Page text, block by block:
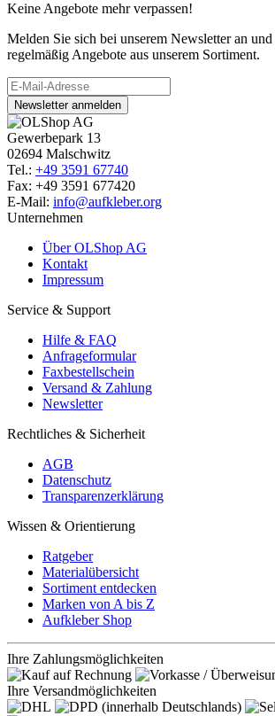
Keine Angebote mehr verpassen!
Melden Sie sich bei unserem Newsletter an
regelmäßig Angebote aus unserem Sortiment.
Newsletter anmelden
Gewerbepark 13
02694 Malschwitz
Tel.: +49 3591 67740
Fax: +49 3591 677420
E-Mail: info@aufkleber.org
Unternehmen
Über OLShop AG
Kontakt
Impressum
Service & Support
Hilfe & FAQ
Anfrageformular
Faxbestellschein
Versand & Zahlung
Newsletter
Rechtliches & Sicherheit
AGB
Datenschutz
Transparenzerklärung
Wissen & Orientierung
Ratgeber
Materialübersicht
Sortiment entdecken
Marken von A bis Z
Aufkleber Shop
Ihre Zahlungsmöglichkeiten
Ihre Versandmöglichkeiten